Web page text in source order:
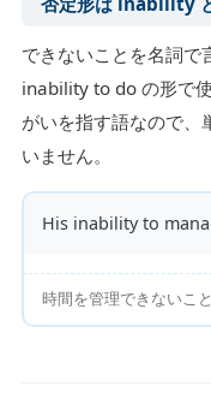
できないことを名詞
inability to do の形で
がいを指す語なので、
いません。
His inability to
時間を管理できないこ